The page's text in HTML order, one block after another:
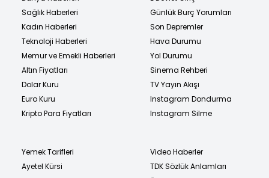
Sağlık Haberleri
Kadın Haberleri
Teknoloji Haberleri
Memur ve Emekli Haberleri
Altın Fiyatları
Dolar Kuru
Euro Kuru
Kripto Para Fiyatları
Günlük Burç Yorumları
Son Depremler
Hava Durumu
Yol Durumu
Sinema Rehberi
TV Yayın Akışı
Instagram Dondurma
Instagram Silme
Yemek Tarifleri
Ayetel Kürsi
Video Haberler
TDK Sözlük Anlamları